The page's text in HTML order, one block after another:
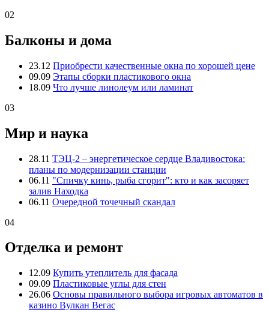
02
Балконы и дома
23.12 Приобрести качественные окна по хорошей цене
09.09 Этапы сборки пластикового окна
18.09 Что лучше линолеум или ламинат
03
Мир и наука
28.11 ТЭЦ-2 – энергетическое сердце Владивостока:
планы по модернизации станции
06.11 "Спичку кинь, рыба сгорит": кто и как засоряет
залив Находка
06.11 Очередной точечный скандал
04
Отделка и ремонт
12.09 Купить утеплитель для фасада
09.09 Пластиковые углы для стен
26.06 Основы правильного выбора игровых автоматов в
казино Вулкан Вегас